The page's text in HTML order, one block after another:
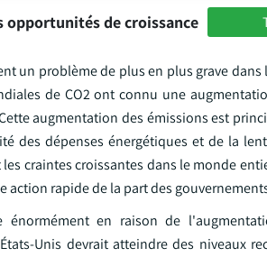
opportunités de croissance
un problème de plus en plus grave
de CO2 ont connu une
augmentation des émissions est
des dépenses énergétiques et de la
craintes croissantes dans le monde
rapide de la part des
énormément en raison de
Unis devrait atteindre des niveaux